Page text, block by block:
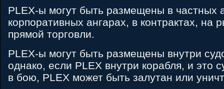
PLEX-ы могут быть размещены в частных
корпоративных ангарах, в контрактах, на
прямой торговли.
PLEX-ы могут быть размещены внутри
однако, если PLEX внутри корабля, и это
в бою, PLEX может быть залутан или